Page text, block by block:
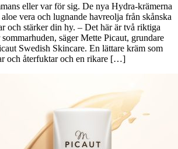
eller var för sig. De nya Hydra-krämerna
vera och lugnande havreolja från skånska
och stärker din hy. – Det här är två riktiga
säger Mette Picaut, grundare
Swedish Skincare. En lättare kräm som
och återfuktar och en rikare […]